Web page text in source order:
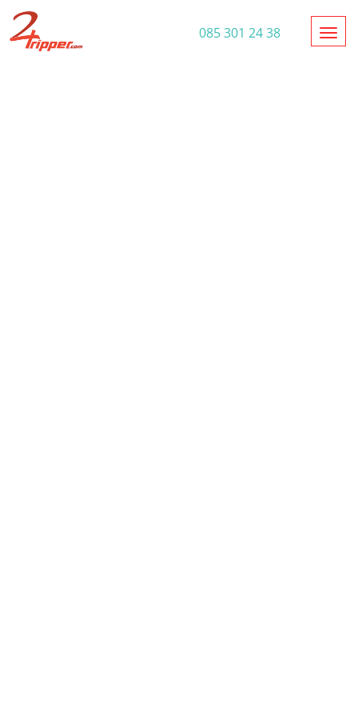
085 301 24 38